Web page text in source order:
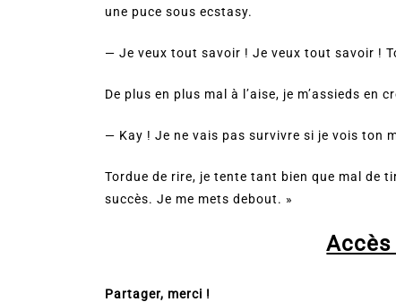
une puce sous ecstasy.
— Je veux tout savoir ! Je veux tout savoir !
De plus en plus mal à l’aise, je m’assieds
— Kay ! Je ne vais pas survivre si je vois ton
Tordue de rire, je tente tant bien que mal de
succès. Je me mets debout. »
Partager, merci !